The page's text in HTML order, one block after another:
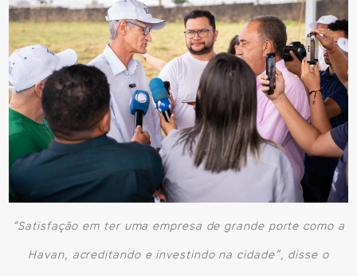
“Satisfação em ter uma empresa de grande porte como a
Havan, acreditando e investindo na cidade”, disse o